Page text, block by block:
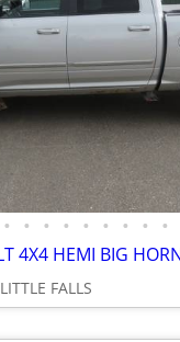
• • • • • • • • •
LITTLE FALLS